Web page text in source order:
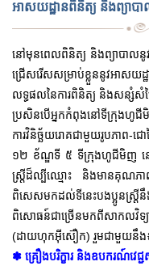
អាសយដ្ឋានពិនិត្យ និងព្យាប
នៅមុនពេលពិនិត្យ និងព្យាបាលនូវ
ជ្រើសរើសសម្រាប់ខ្លួននូវអាសយ
លទ្ធផលនៃការពិនិត្យ និងសន្សំសំ
ប្រសិនបើអ្នកកំពុងនៅទីក្រុងហូជីមិ
ការវិនិច្ឆ័យរោគជាមួយរូបភាព-
១២ ខ័ណ្ឌទី ៥ ទីក្រុងហូជីមិញ នេះ
ស្ត្រីដ៏ល្បីឈ្មោះ និងមានគុណភាព
ពិសេសមកដល់ទីនេះបងប្អូនស្ត្រី
ពិសោធន៍ជាច្រើនមកពីសាកលវិទ្
(ដាយហុកអ៊ីស៊ឿក) រួមជាមួយនឹង
✽ គ្រឿងបរិក្ខារ និងឧបករណ៍វេ